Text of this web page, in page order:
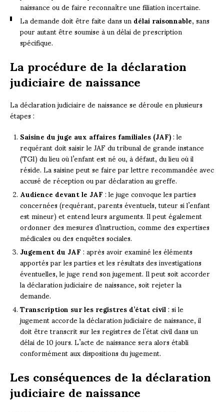
naissance ou de faire reconnaître une filiation incertaine.
La demande doit être faite dans undélai raisonnable, sans
pour autant être soumise à un délai de prescription
spécifique.
La procédure de la déclaration
judiciaire de naissance
La déclaration judiciaire de naissance se déroule en plusieurs
étapes :
Saisine du juge aux affaires familiales (JAF): le
requérant doit saisir le JAF du tribunal de grande instance
(TGI) du lieu où l’enfant est né ou, à défaut, du lieu où il
réside. La saisine peut se faire par lettre recommandée avec
accusé de réception ou par déclaration au greffe.
Audience devant le JAF: le juge convoque les parties
concernées (requérant, parents éventuels, tuteur si l’enfant
est mineur) et entend leurs arguments. Il peut également
ordonner des mesures d’instruction, comme des expertises
médicales ou des enquêtes sociales.
Jugement du JAF: après avoir examiné les éléments
apportés par les parties et les résultats des investigations
éventuelles, le juge rend son jugement. Il peut soit accorder
la déclaration judiciaire de naissance, soit rejeter la
demande.
Transcription sur les registres d’état civil: si le
jugement accorde la déclaration judiciaire de naissance, il
doit être transcrit sur les registres de l’état civil dans un
délai de 10 jours. L’acte de naissance sera alors établi
conformément aux dispositions du jugement.
Les conséquences de la déclaration
judiciaire de naissance